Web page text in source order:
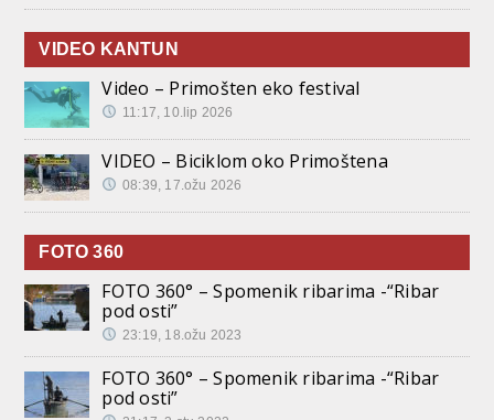
VIDEO KANTUN
Video – Primošten eko festival
11:17, 10.lip 2026
VIDEO – Biciklom oko Primoštena
08:39, 17.ožu 2026
FOTO 360
FOTO 360° – Spomenik ribarima -“Ribar
pod osti”
23:19, 18.ožu 2023
FOTO 360° – Spomenik ribarima -“Ribar
pod osti”